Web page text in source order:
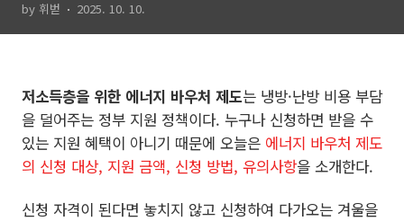
by 휘벋 2025. 10. 10.
저소득층을 위한 에너지 바우처 제도는 냉방·난방 비용 부담
을 덜어주는 정부 지원 정책이다. 누구나 신청하면 받을 수
있는 지원 혜택이 아니기 때문에 오늘은 에너지 바우처 제도
의 신청 대상, 지원 금액, 신청 방법, 유의사항을 소개한다.
신청 자격이 된다면 놓치지 않고 신청하여 다가오는 겨울을